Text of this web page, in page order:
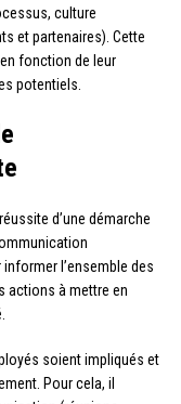
culture
et partenaires). Cette
fonction de leur
potentiels.
d’une démarche
l’ensemble des
actions à mettre en
soient impliqués et
Pour cela, il